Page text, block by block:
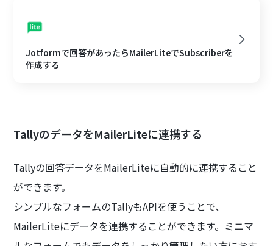
Jotformで回答があったらMailerLiteでSubscriberを
作成する
TallyのデータをMailerLiteに連携する
Tallyの回答データをMailerLiteに自動的に連携すること
ができます。
シンプルなフォームのTallyもAPIを使うことで、
MailerLiteにデータを連携することができます。ミニマ